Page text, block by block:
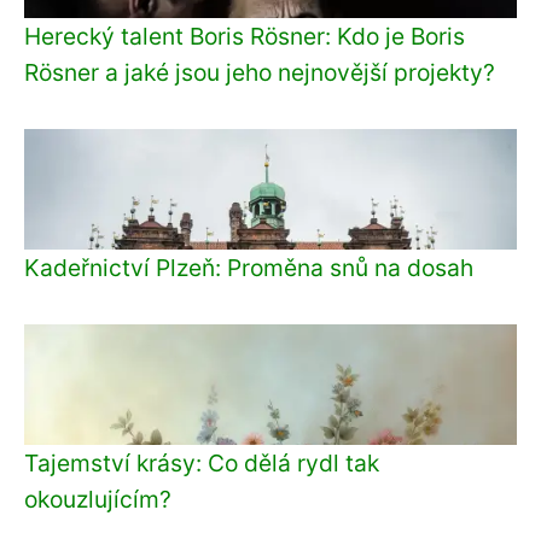
Herecký talent Boris Rösner: Kdo je Boris
Rösner a jaké jsou jeho nejnovější projekty?
Kadeřnictví Plzeň: Proměna snů na dosah
Tajemství krásy: Co dělá rydl tak
okouzlujícím?